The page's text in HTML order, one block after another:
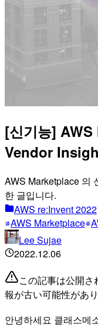
[신기능]
Vendor
AWS Marketplace 의
한 글입니다.
AWS re:Invent 2022
AWS Marketplace
Lee Sujae
2022.12.06
この記事は公開
報が古い可能性があ
안녕하세요 클래스메